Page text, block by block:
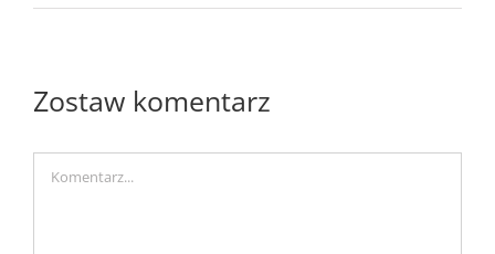
Zostaw komentarz